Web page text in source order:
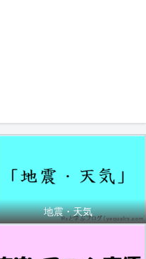
地震・天気